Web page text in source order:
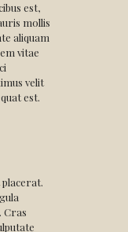
est,
mollis
aliquam
vitae
velit
est.
Cras